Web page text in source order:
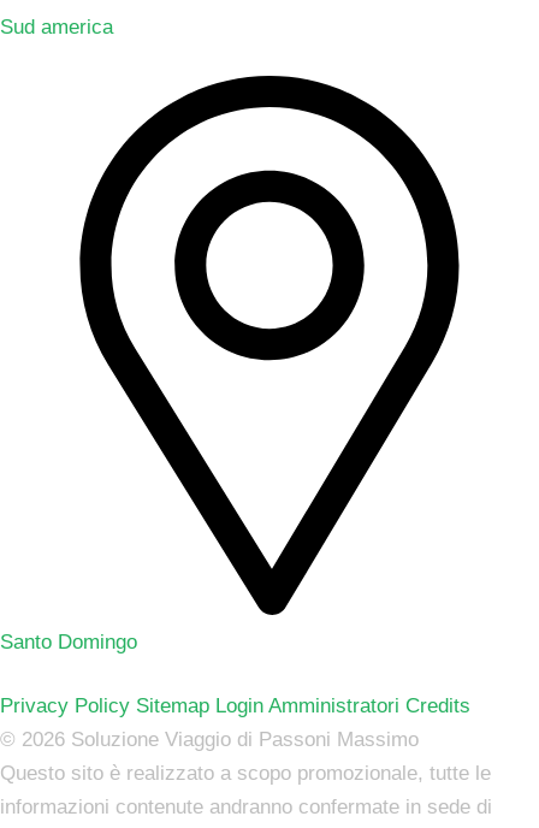
Sud america
Santo Domingo
Privacy Policy Sitemap Login Amministratori Credits
©️ 2026 Soluzione Viaggio di Passoni Massimo
Questo sito è realizzato a scopo promozionale, tutte le
informazioni contenute andranno confermate in sede di